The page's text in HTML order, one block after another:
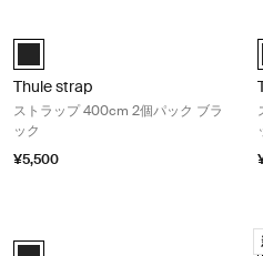
Black (selected)
Thule strap
ストラップ 400cm 2個パック ブラ
ック
¥5,500
Thule strap ストラップ 275cm 2個パ
Black (selected)